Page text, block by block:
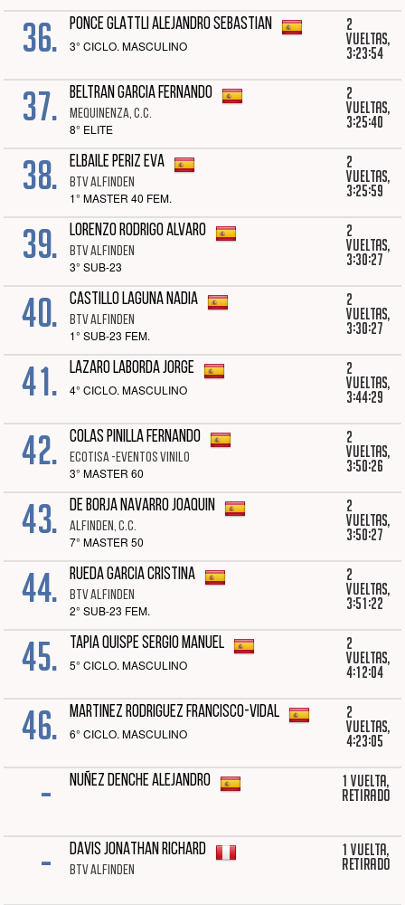
36. PONCE GLATTLI ALEJANDRO SEBASTIAN
3° CICLO. MASCULINO
2
vueltas,
3:23:54
37. BELTRAN GARCIA FERNANDO
MEQUINENZA, C.C.
8° ELITE
2
vueltas,
3:25:40
38. ELBAILE PERIZ EVA
BTV ALFINDEN
1° MASTER 40 FEM.
2
vueltas,
3:25:59
39. LORENZO RODRIGO ALVARO
BTV ALFINDEN
3° SUB-23
2
vueltas,
3:30:27
40. CASTILLO LAGUNA NADIA
BTV ALFINDEN
1° SUB-23 FEM.
2
vueltas,
3:30:27
41. LAZARO LABORDA JORGE
4° CICLO. MASCULINO
2
vueltas,
3:44:29
42. COLAS PINILLA FERNANDO
ECOTISA -EVENTOS VINILO
3° MASTER 60
2
vueltas,
3:50:26
43. DE BORJA NAVARRO JOAQUIN
ALFINDEN, C.C.
7° MASTER 50
2
vueltas,
3:50:27
44. RUEDA GARCIA CRISTINA
BTV ALFINDEN
2° SUB-23 FEM.
2
vueltas,
3:51:22
45. TAPIA QUISPE SERGIO MANUEL
5° CICLO. MASCULINO
2
vueltas,
4:12:04
46. MARTINEZ RODRIGUEZ FRANCISCO-VIDAL
6° CICLO. MASCULINO
2
vueltas,
4:23:05
- NUÑEZ DENCHE ALEJANDRO
1 vuelta,
Retirado
- DAVIS JONATHAN RICHARD
BTV ALFINDEN
1 vuelta,
Retirado